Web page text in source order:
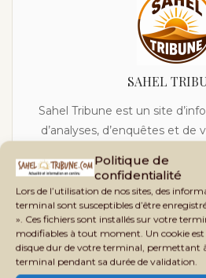
Politique de
confidentialité
Lors de l’utilisation de nos sites, des
terminal sont susceptibles d’être
». Ces fichiers sont installés sur votre
modifiables à tout moment. Un cookie
disque dur de votre terminal, permettant
terminal pendant sa durée de validation.
SAHEL
Sahel Tribune est un site
d’analyses, d’enquêtes et de
en 2021 que ce nom bascule
d’offrir un contenu plus